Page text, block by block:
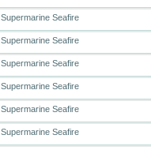
Supermarine Seafire
Supermarine Seafire
Supermarine Seafire
Supermarine Seafire
Supermarine Seafire
Supermarine Seafire